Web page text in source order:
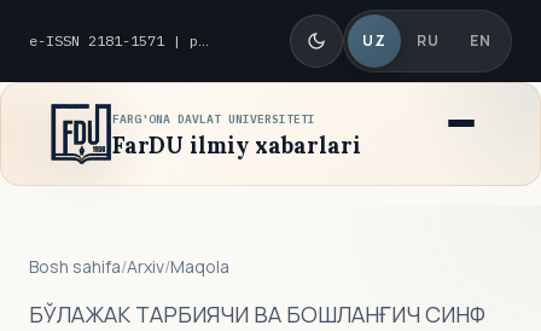
e-ISSN 2181-1571 | p-ISSN 2010-8419 UZ RU EN
FARG'ONA DAVLAT UNIVERSITETI
FarDU ilmiy xabarlari
Bosh sahifa/Arxiv/Maqola
БЎЛАЖАК ТАРБИЯЧИ ВА БОШЛАНҒИЧ СИНФ